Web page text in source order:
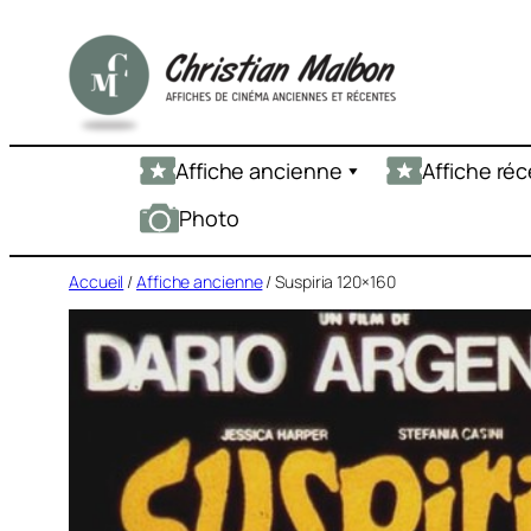
contenu
Affiche ancienne Affiche
Photo
Accueil /Affiche ancienne/ Suspiria 120×160